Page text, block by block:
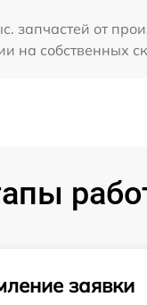
запчастей от
на собственных
заявки